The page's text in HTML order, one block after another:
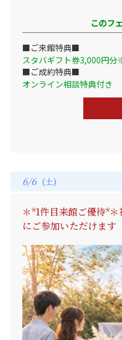
このフ
■ご来館特典■
スタバギフト券3,000円
■ご成約特典■
オンライン相談特典付き
6/6 (土)
＊*1件目来館ご優待*
にご参加いただけます